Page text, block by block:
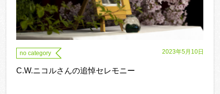
no category 2023年5月10日
C.W.ニコルさんの追悼セレモニー